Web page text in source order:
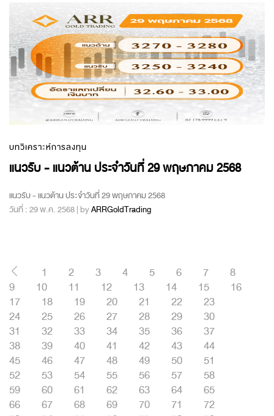
บทวิเคราะห์การลงทุน
แนวรับ - แนวต้าน ประจำวันที่ 29 พฤษภาคม 2568
แนวรับ - แนวต้าน ประจำวันที่ 29 พฤษภาคม 2568
วันที่ : 29 พ.ค. 2568 | byARRGoldTrading
1 2 3 4 5 6 7
8
9
10 11 12 13 14 15
16
17
18 19 20 21 22
23
24
25 26 27 28 29
30
31
32 33 34 35 36
37
38
39 40 41 42 43
44
45
46 47 48 49 50
51
52
53 54 55 56 57
58
59
60 61 62 63 64
65
66
67 68 69 70 71
72